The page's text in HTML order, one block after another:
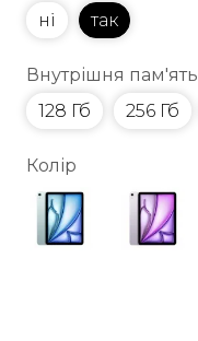
ні
так
Внутрішня пам'ять
128 Гб
256 Гб
Колір